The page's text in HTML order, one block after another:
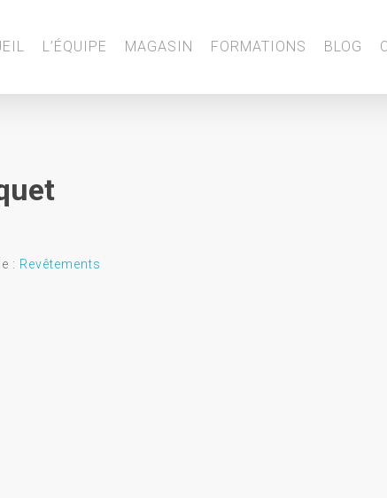
L’ÉQUIPE MAGASIN FORMATIONS BLOG
: Revêtements